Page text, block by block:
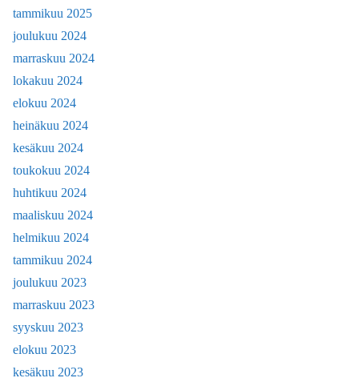
tammikuu 2025
joulukuu 2024
marraskuu 2024
lokakuu 2024
elokuu 2024
heinäkuu 2024
kesäkuu 2024
toukokuu 2024
huhtikuu 2024
maaliskuu 2024
helmikuu 2024
tammikuu 2024
joulukuu 2023
marraskuu 2023
syyskuu 2023
elokuu 2023
kesäkuu 2023